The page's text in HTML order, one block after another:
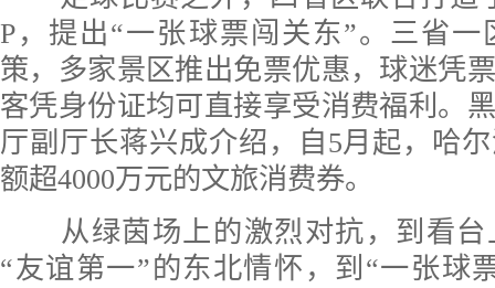
P，提出“一张球票闯关东”。三省
策，多家景区推出免票优惠，球迷凭
客凭身份证均可直接享受消费福利。
厅副厅长蒋兴成介绍，自5月起，哈
额超4000万元的文旅消费券。
从绿茵场上的激烈对抗，到看台
“友谊第一”的东北情怀，到“一张球